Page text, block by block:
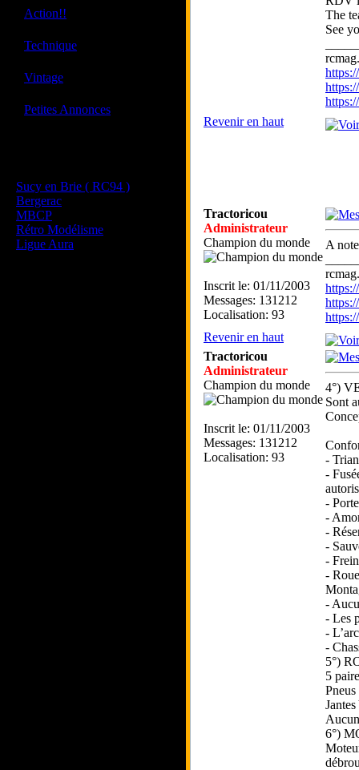
Action!!
Technique
Vintage
Petites Annonces
Sucy en Brie ( RC94 )
Bergerac
MBCP
Rétro Modélisme
Ligue Aura
The
See
Revenir en haut
Tractoricou
Administrateur
Champion du monde
Inscrit le: 01/11/2003
Messages: 131212
Localisation: 93
A
Revenir en haut
Tractoricou
Administrateur
Champion du monde
Inscrit le: 01/11/2003
Messages: 131212
Localisation: 93
4°)
Sont
-
-
-
-
-
-
-
-
-
- Les
-
-
5°)
5
6°)